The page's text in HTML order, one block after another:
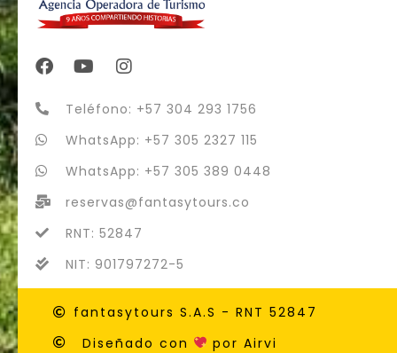
Teléfono: +57 304 293 1756
WhatsApp: +57 305 2327 115
WhatsApp: +57 305 389 0448
reservas@fantasytours.co
RNT: 52847
NIT: 901797272-5
fantasytours S.A.S - RNT 52847
Diseñado con
por Airvi